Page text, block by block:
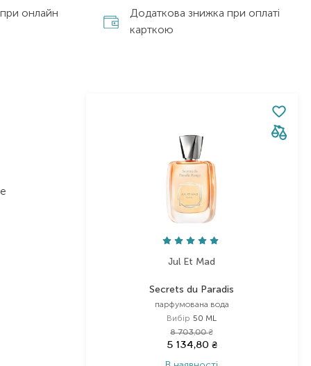
онлайн
Додаткова знижка при оплаті
карткою
Jul Et Mad
Secrets du Paradis
парфумована вода
Вибір 50 ML
8 703,00₴
5 134,80 ₴